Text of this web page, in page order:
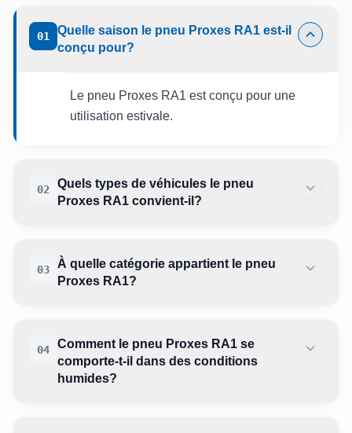
01
Quelle saison le pneu Proxes RA1 est-il
conçu pour?
Le pneu Proxes RA1 est conçu pour une
utilisation estivale.
02
Quels types de véhicules le pneu
Proxes RA1 convient-il?
03
À quelle catégorie appartient le pneu
Proxes RA1?
04
Comment le pneu Proxes RA1 se
comporte-t-il dans des conditions
humides?